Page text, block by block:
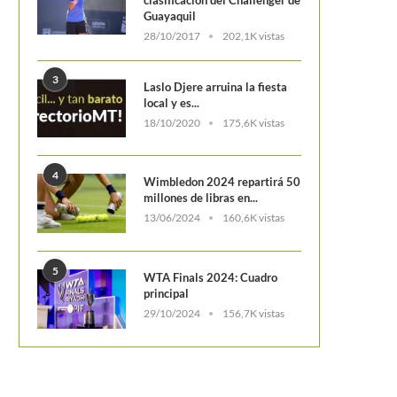
Guayaquil
28/10/2017 202,1K vistas
3
Laslo Djere arruina la fiesta
local y es...
18/10/2020 175,6K vistas
4
Wimbledon 2024 repartirá 50
millones de libras en...
13/06/2024 160,6K vistas
5
WTA Finals 2024: Cuadro
principal
29/10/2024 156,7K vistas